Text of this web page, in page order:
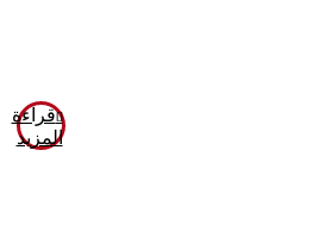
قراءة
المزيد